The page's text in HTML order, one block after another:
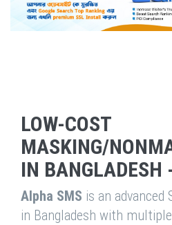
LOW-COST
MASKING/
IN
Alpha SMS is an advanced
in Bangladesh with